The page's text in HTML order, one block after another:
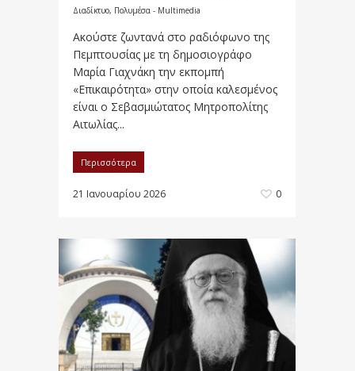
Διαδίκτυο, Πολυμέσα - Multimedia
Ακούστε ζωντανά στο ραδιόφωνο της
Πεμπτουσίας με τη δημοσιογράφο
Μαρία Γιαχνάκη την εκπομπή
«Επικαιρότητα» στην οποία καλεσμένος
είναι ο Σεβασμιώτατος Μητροπολίτης
Αιτωλίας...
Περισσότερα
21 Ιανουαρίου 2026 0